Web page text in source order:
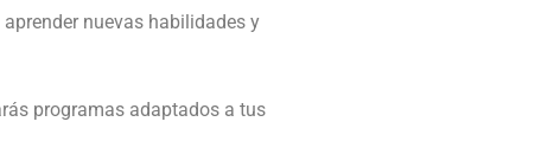
nuevas habilidades y
programas adaptados a tus